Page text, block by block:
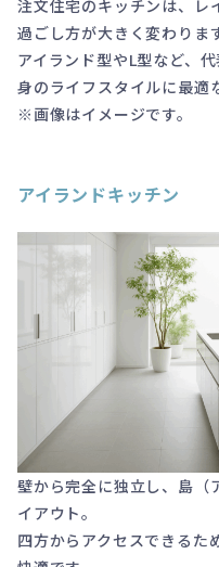
注文住宅のキッチンは、レ
過ごし方が大きく変わります
アイランド型やL型など、
身のライフスタイルに最適
※画像はイメージです。
アイランドキッチン
壁から完全に独立し、島（
イアウト。
四方からアクセスできるた